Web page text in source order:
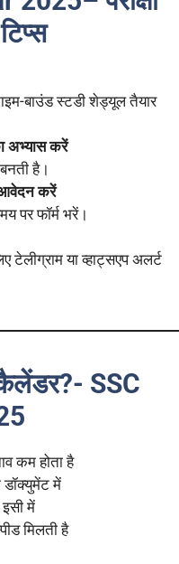
बाउंड स्टडी शेड्यूल तैयार
अभ्यास करें
है।
करें
पर फॉर्म भरें।
या व्हाट्सएप अलर्ट
कैलेंडर?- SSC
कम होता है
डॉक्युमेंट में
इसी में
मिलती है